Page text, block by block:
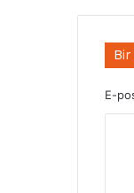
Bir
E-